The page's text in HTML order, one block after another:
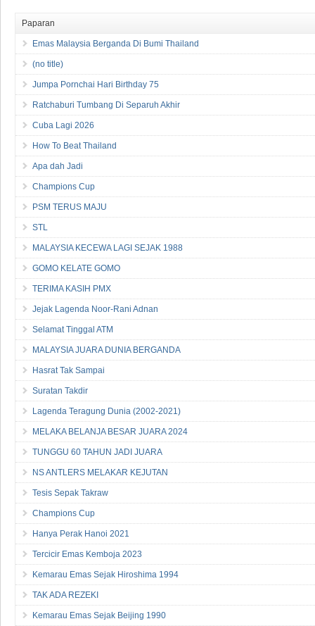
Paparan
Emas Malaysia Berganda Di Bumi Thailand
(no title)
Jumpa Pornchai Hari Birthday 75
Ratchaburi Tumbang Di Separuh Akhir
Cuba Lagi 2026
How To Beat Thailand
Apa dah Jadi
Champions Cup
PSM TERUS MAJU
STL
MALAYSIA KECEWA LAGI SEJAK 1988
GOMO KELATE GOMO
TERIMA KASIH PMX
Jejak Lagenda Noor-Rani Adnan
Selamat Tinggal ATM
MALAYSIA JUARA DUNIA BERGANDA
Hasrat Tak Sampai
Suratan Takdir
Lagenda Teragung Dunia (2002-2021)
MELAKA BELANJA BESAR JUARA 2024
TUNGGU 60 TAHUN JADI JUARA
NS ANTLERS MELAKAR KEJUTAN
Tesis Sepak Takraw
Champions Cup
Hanya Perak Hanoi 2021
Tercicir Emas Kemboja 2023
Kemarau Emas Sejak Hiroshima 1994
TAK ADA REZEKI
Kemarau Emas Sejak Beijing 1990